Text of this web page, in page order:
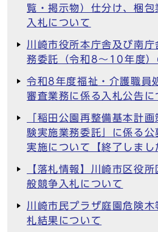
覧・掲示物）仕分け、梱
入札について
川崎市役所本庁舎及び南
務委託（令和8～10年度）
令和8年度福祉・介護職員
審査業務に係る入札公告に
「稲田公園再整備基本計
験実施業務委託」に係る公
実施について【終了しまし
【落札情報】川崎市区役
般競争入札について
川崎市民プラザ庭園危険木
札結果について